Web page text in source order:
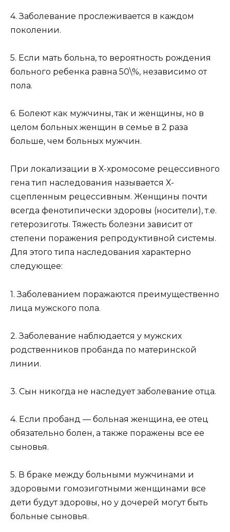
4. Заболевание прослеживается в каждом
поколении.
5. Если мать больна, то вероятность рождения
больного ребенка равна 50\%, независимо от
пола.
6. Болеют как мужчины, так и женщины, но в
целом больных женщин в семье в 2 раза
больше, чем больных мужчин.
При локализации в Х-хромосоме рецессивного
гена тип наследования называется Х-
сцепленным рецессивным. Женщины почти
всегда фенотипически здоровы (носители), т.е.
гетерозиготы. Тяжесть болезни зависит от
степени поражения репродуктивной системы.
Для этого типа наследования характерно
следующее:
1. Заболеванием поражаются преимущественно
лица мужского пола.
2. Заболевание наблюдается у мужских
родственников пробанда по материнской
линии.
3. Сын никогда не наследует заболевание отца.
4. Если пробанд — больная женщина, ее отец
обязательно болен, а также поражены все ее
сыновья.
5. В браке между больными мужчинами и
здоровыми гомозиготными женщинами все
дети будут здоровы, но у дочерей могут быть
больные сыновья.